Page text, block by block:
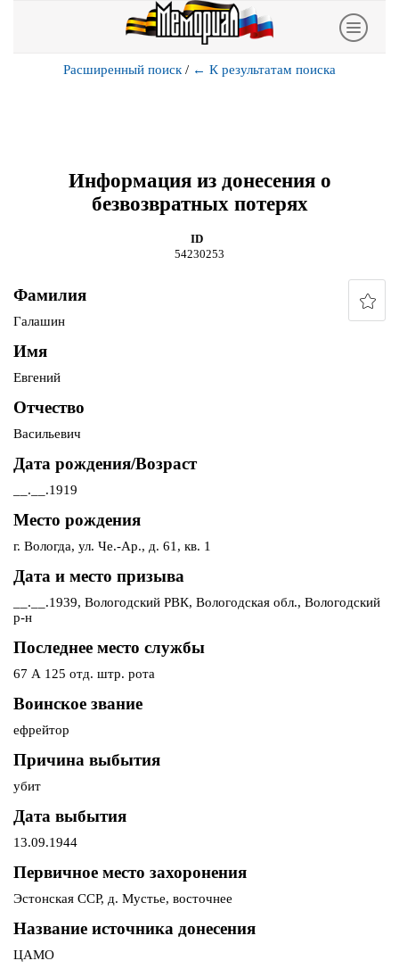
Расширенный поиск / ← К результатам поиска
Информация из донесения о
безвозвратных потерях
ID
54230253
Фамилия
Галашин
Имя
Евгений
Отчество
Васильевич
Дата рождения/Возраст
__.__.1919
Место рождения
г. Вологда, ул. Че.-Ар., д. 61, кв. 1
Дата и место призыва
__.__.1939, Вологодский РВК, Вологодская обл., Вологодский
р-н
Последнее место службы
67 А 125 отд. штр. рота
Воинское звание
ефрейтор
Причина выбытия
убит
Дата выбытия
13.09.1944
Первичное место захоронения
Эстонская ССР, д. Мустье, восточнее
Название источника донесения
ЦАМО